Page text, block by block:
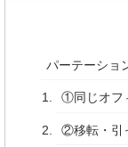
パーテーショ
①同じオフ
②移転・引